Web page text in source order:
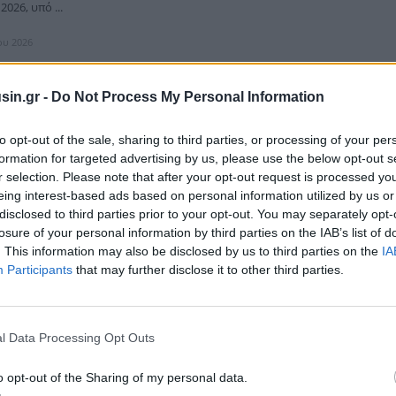
- Do Not Process My Personal Information
opt-out of the sale, sharing to third parties, or processing of your
for targeted advertising by us, please use the below opt-out
selection. Please note that after your opt-out request is processed
interest-based ads based on personal information utilized by us
to third parties prior to your opt-out. You may separately
of your personal information by third parties on the IAB’s list of
This information may also be disclosed by us to third parties on the
Participants that may further disclose it to other third parties.
Data Processing Opt Outs
opt-out of the Sharing of my personal data.
υπό ...
2026
Επιδόσεις ρεκόρ το πρώτο εξάμηνο - Οι
ξεχώρισαν
μια χρονιά ορόσημο για το Χρηματιστήριο Αθηνών, με το θετικό κλίμα
και το πρώτο εξάμηνο του 2026, όπου η αγορά κατάγραψε μία σειρά από
2026
των «Αττικών Πολυκαταστημάτων» στο Euronext
υποδέχθηκε σήμερα τη διοίκηση και τα στελέχη της «Αττικά